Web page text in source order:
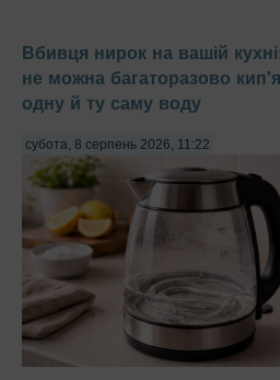
Вбивця нирок на вашій
не можна багаторазово
одну й ту саму воду
субота, 8 серпень 2026, 11:22